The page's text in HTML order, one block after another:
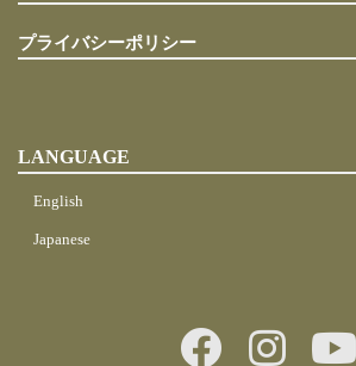
プライバシーポリシー
LANGUAGE
English
Japanese